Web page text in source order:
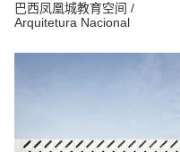
巴西凤凰城教育空间 /
Arquitetura Nacional